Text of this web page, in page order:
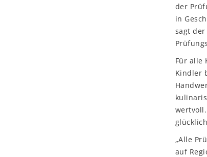
der
in
sagt
Für alle
Kindler
„Alle
auf